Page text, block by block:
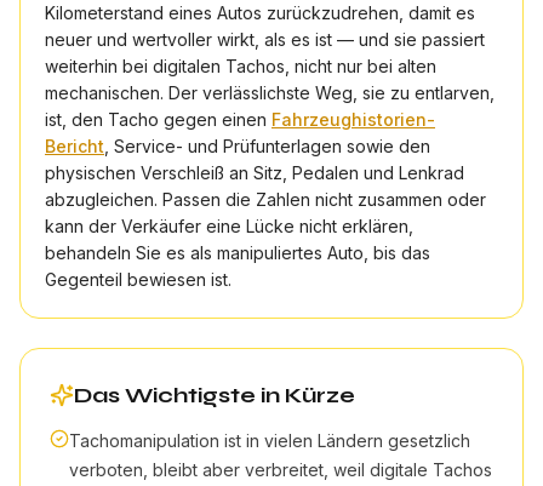
Kilometerstand eines Autos zurückzudrehen, damit es
neuer und wertvoller wirkt, als es ist — und sie passiert
weiterhin bei digitalen Tachos, nicht nur bei alten
mechanischen. Der verlässlichste Weg, sie zu entlarven,
ist, den Tacho gegen einen Fahrzeughistorien-
Bericht , Service- und Prüfunterlagen sowie den
physischen Verschleiß an Sitz, Pedalen und Lenkrad
abzugleichen. Passen die Zahlen nicht zusammen oder
kann der Verkäufer eine Lücke nicht erklären,
behandeln Sie es als manipuliertes Auto, bis das
Gegenteil bewiesen ist.
Das Wichtigste in Kürze
Tachomanipulation ist in vielen Ländern gesetzlich
verboten, bleibt aber verbreitet, weil digitale Tachos